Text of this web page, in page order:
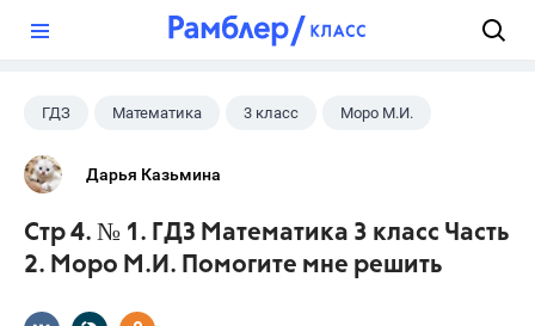
ГДЗ Математика 3 класс Моро М.И.
Дарья Казьмина
Стр 4. № 1. ГДЗ Математика 3 класс Часть
2. Моро М.И. Помогите мне решить